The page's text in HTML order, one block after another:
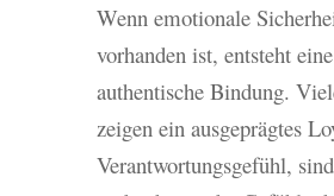
Wenn emotionale
vorhanden ist, entsteht
authentische Bindung.
zeigen ein ausgeprägtes
Verantwortungsgefühl,